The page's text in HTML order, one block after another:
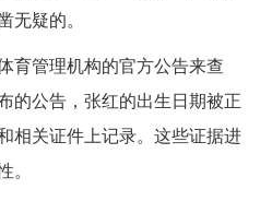
疑的。
育管理机构的官方公告来查
的公告，张红的出生日期被正
相关证件上记录。这些证据进